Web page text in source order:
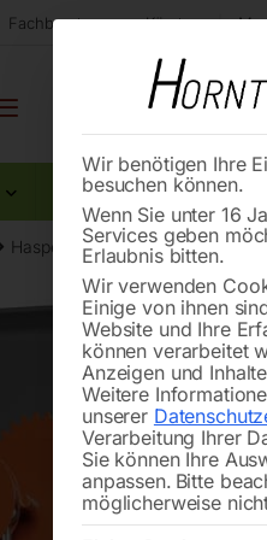
Fachberatung aus Kärnten
Metall Reinigung
Haspelfahrwerk HFW 5
🔍
Wir benötigen Ihre
besuchen können.
Wenn Sie unter 16
Services geben
Erlaubnis bitten.
Wir verwenden
Einige von ihnen
Website und Ihre
können verarbeitet
Anzeigen und
Weitere
unserer
Verarbeitung Ihrer
Sie können Ihre
anpassen. Bitte
möglicherweise